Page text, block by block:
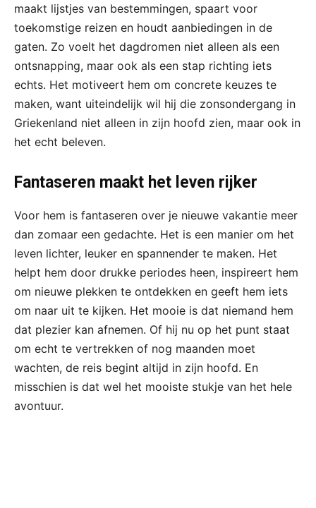
maakt lijstjes van bestemmingen, spaart voor
toekomstige reizen en houdt aanbiedingen in de
gaten. Zo voelt het dagdromen niet alleen als een
ontsnapping, maar ook als een stap richting iets
echts. Het motiveert hem om concrete keuzes te
maken, want uiteindelijk wil hij die zonsondergang in
Griekenland niet alleen in zijn hoofd zien, maar ook in
het echt beleven.
Fantaseren maakt het leven rijker
Voor hem is fantaseren over je nieuwe vakantie meer
dan zomaar een gedachte. Het is een manier om het
leven lichter, leuker en spannender te maken. Het
helpt hem door drukke periodes heen, inspireert hem
om nieuwe plekken te ontdekken en geeft hem iets
om naar uit te kijken. Het mooie is dat niemand hem
dat plezier kan afnemen. Of hij nu op het punt staat
om echt te vertrekken of nog maanden moet
wachten, de reis begint altijd in zijn hoofd. En
misschien is dat wel het mooiste stukje van het hele
avontuur.